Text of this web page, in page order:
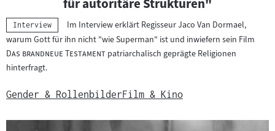
für autoritäre Strukturen"
Kategorie:
Interview
Im Interview erklärt Regisseur Jaco Van Dormael,
warum Gott für ihn nicht "wie Superman" ist und inwiefern sein Film
Das brandneue Testament"patriarchalisch geprägte Religionen
hinterfragt.
Gender & RollenbilderFilm & Kino